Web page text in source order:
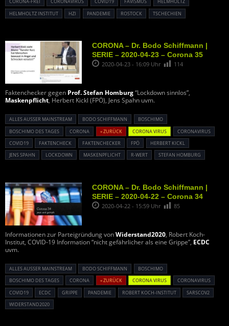
CORONA-FREI CORONAVIRUS COVID19 FAVISMUS
HELMHOLTZ
HELMHOLTZ INSTITUT
HZI PANDEMIE ROSTOCK TSCHECHIEN
CORONA – Dr. Bodo Schiffmann |
SERIE – 2020-04-23 – Corona 35
2020-04-23 - 16:09 Uhr 114
Faktenchecker gegen Prof. Stefan Homburg“Lockdown sinnlos”,
Maskenpflicht, Herbert Kickl (FPÖ), Jens Spahn uvm.
ALLES AUSSER MAINSTREAM BODO SCHIFFMANN
BOSCHIMO
BOSCHIMO DES TAGES
CORONA « ZURÜCK CORONA VIRUS
CORONAVIRUS
COVID19
FAKTENCHECK FAKTENCHECKER FPÖ
HERBERT KICKL
JENS SPAHN
LOCKDOWN MASKENPFLICHT R-WERT STEFAN HOMBURG
CORONA – Dr. Bodo Schiffmann |
SERIE – 2020-04-22 – Corona 34
2020-04-22 - 15:59 Uhr 85
Informationen zur Parteigründung vonWiderstand2020, Robert Koch-
Institut, COVID-19 Information “nicht gefährlicher als eine Grippe”, ECDC
uvm.
ALLES AUSSER MAINSTREAM BODO SCHIFFMANN
BOSCHIMO
BOSCHIMO DES TAGES
CORONA « ZURÜCK CORONA VIRUS
CORONAVIRUS
COVID19
ECDC GRIPPE PANDEMIE ROBERT KOCH-INSTITUT
SARSCOV2
WIDERSTAND2020